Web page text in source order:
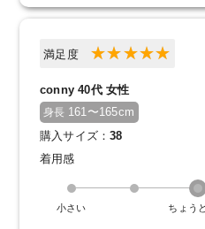
満足度
conny 40代 女性
身長 161〜165cm
購入サイズ：38
着用感
小さい ちょう